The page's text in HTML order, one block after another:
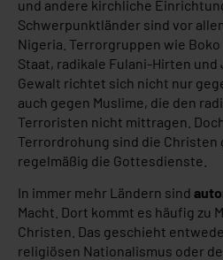
und andere kirchliche
Schwerpunktländer sind vor
Nigeria. Terrorgruppen wie
Staat, radikale Fulani-Hirten und
Gewalt richtet sich nicht nur
auch gegen Muslime, die den
Terroristen nicht mittragen.
Terrordrohung sind die Christen
regelmäßig die Gottesdienste.
In immer mehr Ländern sind
Macht. Dort kommt es häufig zu
Christen. Das geschieht
religiösen Nationalismus oder